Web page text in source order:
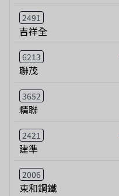
2491
吉祥全
6213
聯茂
3652
精聯
2421
建準
2006
東和鋼鐵